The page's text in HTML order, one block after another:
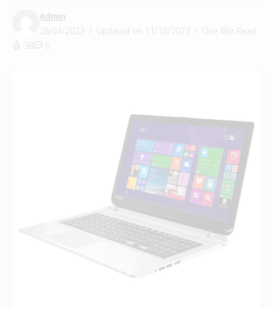
Admin
26/04/2023
Updated on 11/10/2023
One Min Read
38
0